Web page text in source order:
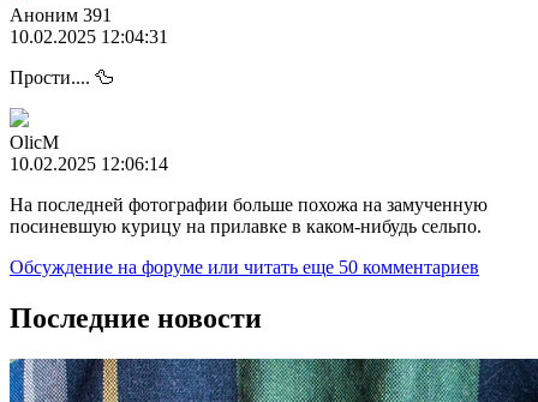
Аноним 391
10.02.2025 12:04:31
Прости.... 🦆
OlicM
10.02.2025 12:06:14
На последней фотографии больше похожа на замученную
посиневшую курицу на прилавке в каком-нибудь сельпо.
Обсуждение на форуме или читать еще 50 комментариев
Последние новости